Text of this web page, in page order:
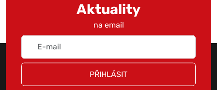
Aktuality
na email
PŘIHLÁSIT